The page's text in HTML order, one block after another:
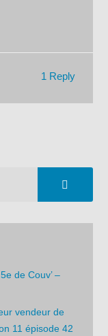
1 Reply
de Couv’ –
vendeur de
11 épisode 42